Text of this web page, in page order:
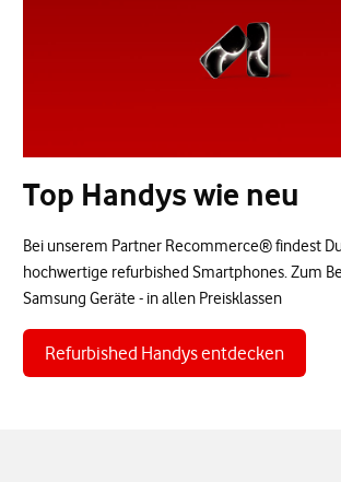
Top Handys wie neu
Bei unserem Partner Recommerce® findest
hochwertige refurbished Smartphones. Zum
Samsung Geräte - in allen Preisklassen
Refurbished Handys entdecken